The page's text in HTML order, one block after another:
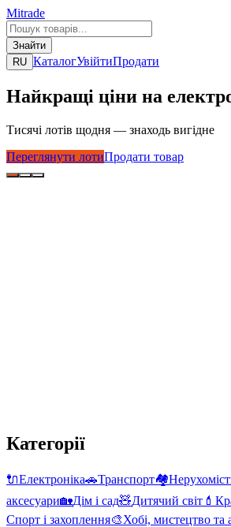
Mitrade
Знайти
RU КаталогУвійтиПродати
Найкращі ціни на
Тисячі лотів щодня — знаходь вигідне
Переглянути лотиПродати товар
Категорії
🔌Електроніка🚗Транспорт🏘️
аксесуари🏡Дім і сад🧸Дитячий світ 💄
Спорт і захоплення🎨Хобі, мистецтво та